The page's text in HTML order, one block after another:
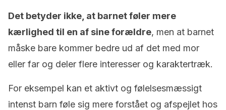
Det betyder ikke, at barnet føler mere
kærlighed til en af sine forældre, men at barnet
måske bare kommer bedre ud af det med mor
eller far og deler flere interesser og karaktertræk.
For eksempel kan et aktivt og følelsesmæssigt
intenst barn føle sig mere forstået og afspejlet hos